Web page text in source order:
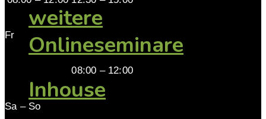
weitere
Onlineseminare
Inhouse
Fr
08:00 – 12:00
Sa – So